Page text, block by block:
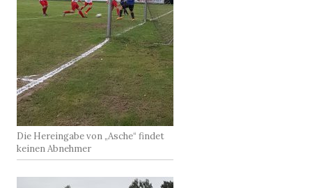
Die Hereingabe von „Asche“ findet
keinen Abnehmer